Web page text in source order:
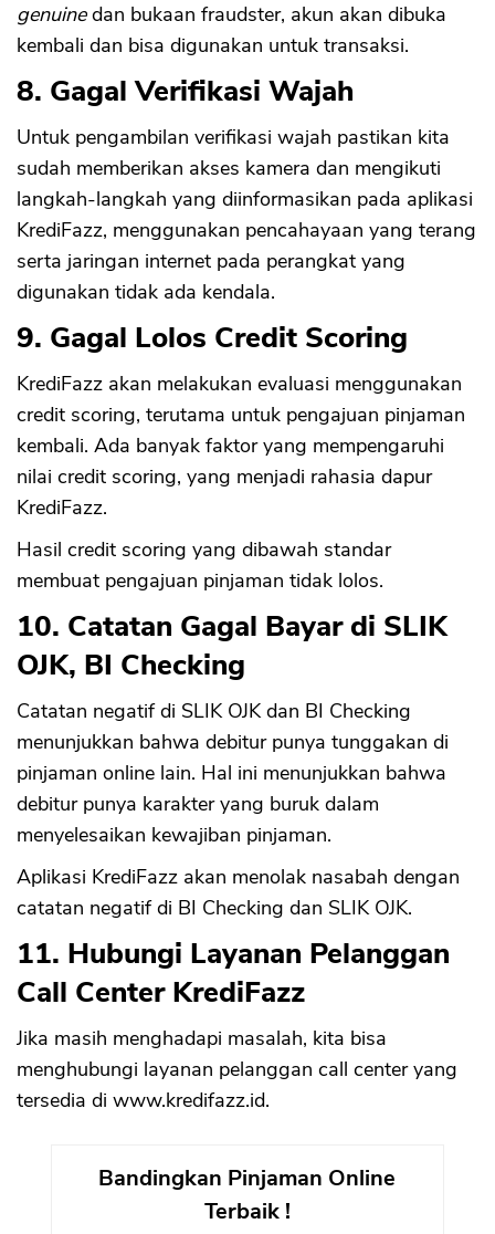
genuinedan bukaan fraudster, akun akan dibuka
kembali dan bisa digunakan untuk transaksi.
8. Gagal Verifikasi Wajah
Untuk pengambilan verifikasi wajah pastikan kita
sudah memberikan akses kamera dan mengikuti
langkah-langkah yang diinformasikan pada aplikasi
KrediFazz, menggunakan pencahayaan yang terang
serta jaringan internet pada perangkat yang
digunakan tidak ada kendala.
9. Gagal Lolos Credit Scoring
KrediFazz akan melakukan evaluasi menggunakan
credit scoring, terutama untuk pengajuan pinjaman
kembali. Ada banyak faktor yang mempengaruhi
nilai credit scoring, yang menjadi rahasia dapur
KrediFazz.
Hasil credit scoring yang dibawah standar
membuat pengajuan pinjaman tidak lolos.
10. Catatan Gagal Bayar di SLIK
OJK, BI Checking
Catatan negatif di SLIK OJK dan BI Checking
menunjukkan bahwa debitur punya tunggakan di
pinjaman online lain. Hal ini menunjukkan bahwa
debitur punya karakter yang buruk dalam
menyelesaikan kewajiban pinjaman.
Aplikasi KrediFazz akan menolak nasabah dengan
catatan negatif di BI Checking dan SLIK OJK.
11. Hubungi Layanan Pelanggan
Call Center KrediFazz
Jika masih menghadapi masalah, kita bisa
menghubungi layanan pelanggan call center yang
tersedia di www.kredifazz.id.
Bandingkan Pinjaman Online
Terbaik !